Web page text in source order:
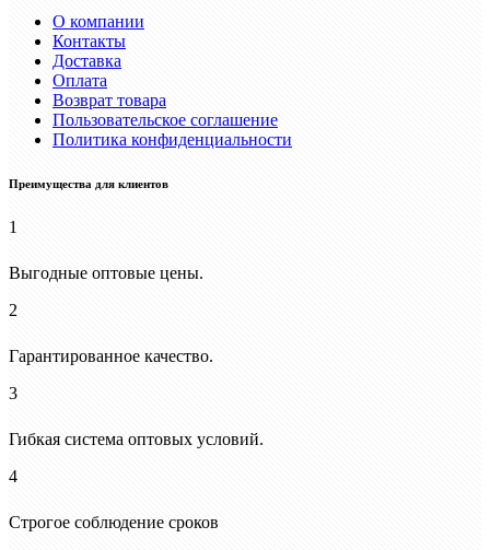
О компании
Контакты
Доставка
Оплата
Возврат товара
Пользовательское соглашение
Политика конфиденциальности
Преимущества для клиентов
1
Выгодные оптовые цены.
2
Гарантированное качество.
3
Гибкая система оптовых условий.
4
Строгое соблюдение сроков